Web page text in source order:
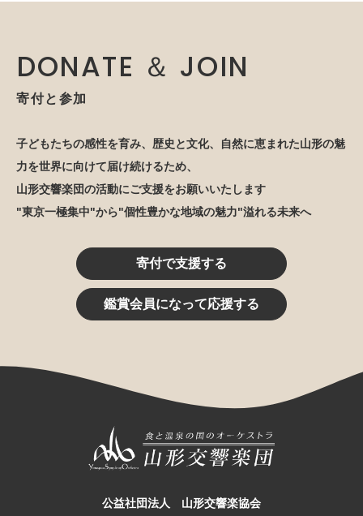
DONATE ＆ JOIN
寄付と参加
子どもたちの感性を育み、歴史と文化、自然に恵まれた山形の魅
力を世界に向けて届け続けるため、
山形交響楽団の活動にご支援をお願いいたします
"東京一極集中"から"個性豊かな地域の魅力"溢れる未来へ
寄付で支援する
鑑賞会員になって応援する
公益社団法人 山形交響楽協会